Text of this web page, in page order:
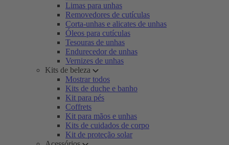
Limas para unhas
Removedores de cutículas
Corta-unhas e alicates de unhas
Óleos para cutículas
Tesouras de unhas
Endurecedor de unhas
Vernizes de unhas
Kits de beleza
Mostrar todos
Kits de duche e banho
Kit para pés
Coffrets
Kit para mãos e unhas
Kits de cuidados de corpo
Kit de proteção solar